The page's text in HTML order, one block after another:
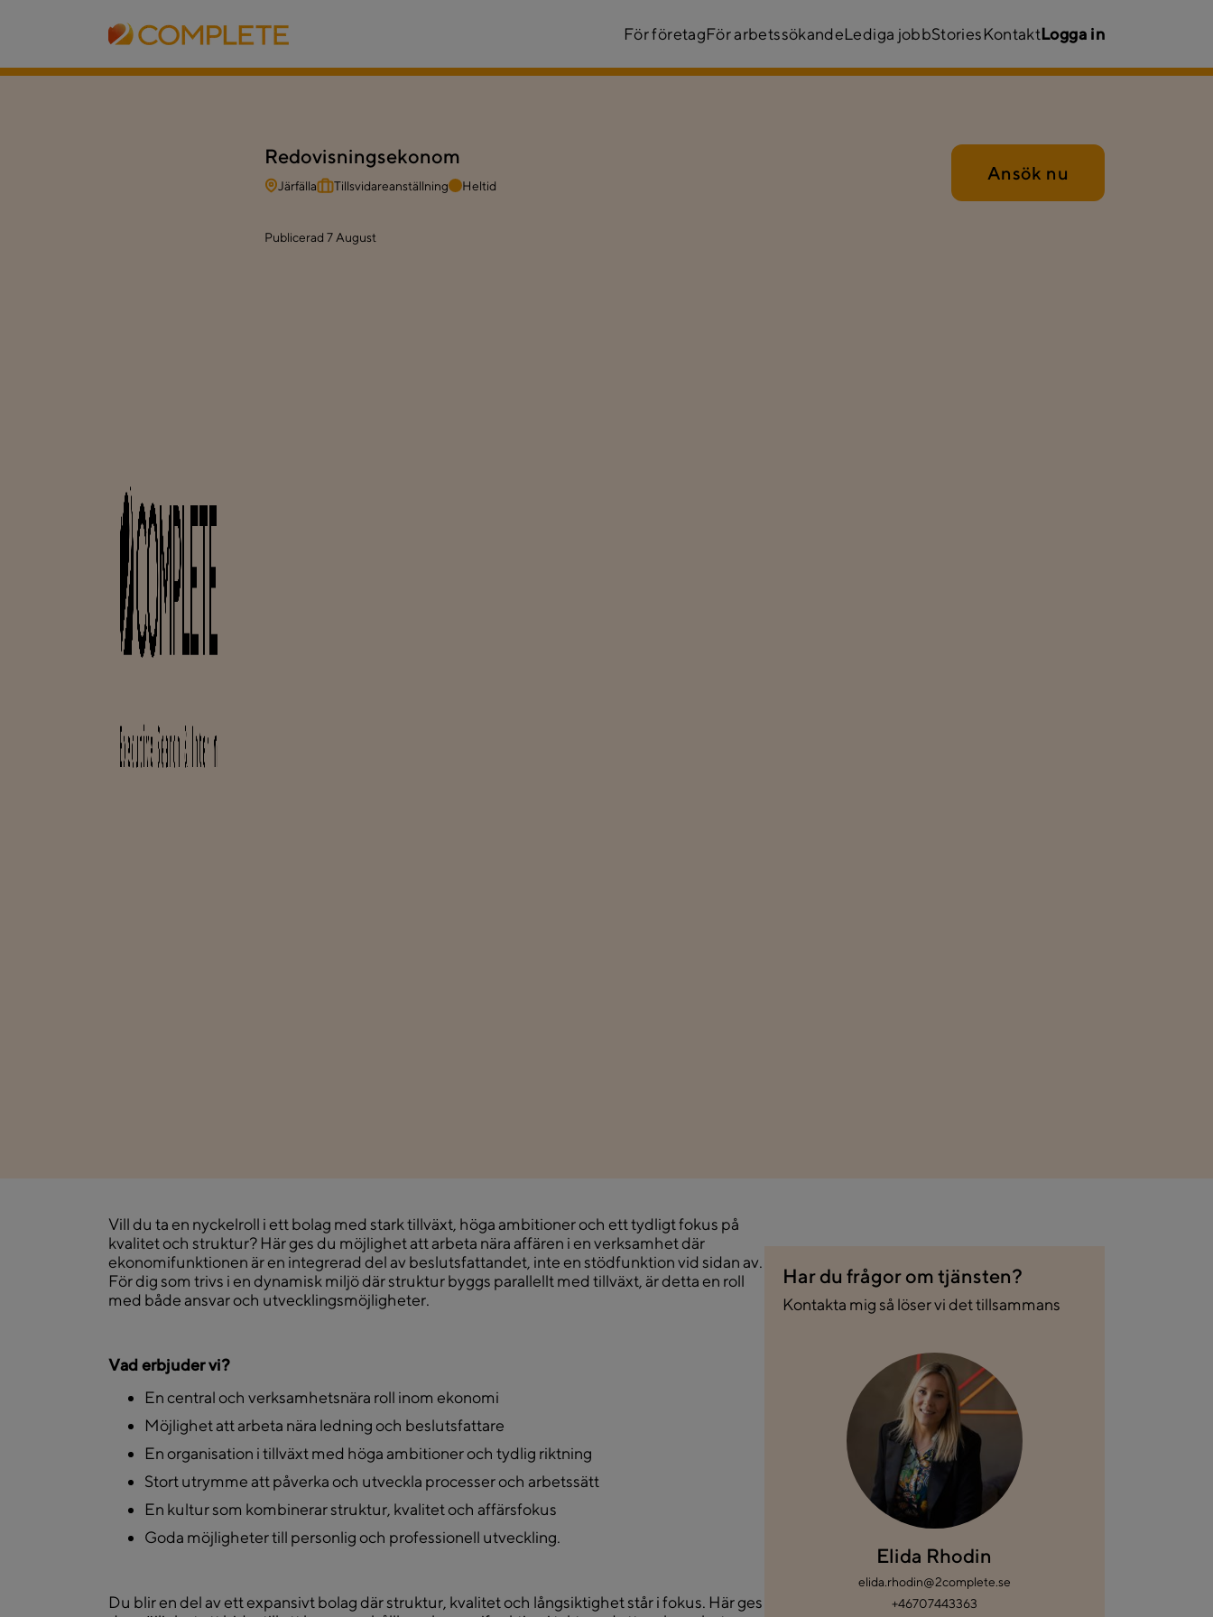
För företagFör arbetssökandeLediga jobbStoriesKontaktLogga in
Redovisningsekonom
Järfälla Tillsvidareanställning Heltid
Publicerad 7 August
Ansök nu
Vill du ta en nyckelroll i ett bolag med stark tillväxt, höga ambitioner och ett tydligt fokus på
kvalitet och struktur? Här ges du möjlighet att arbeta nära affären i en verksamhet där
ekonomifunktionen är en integrerad del av beslutsfattandet, inte en stödfunktion vid sidan av.
För dig som trivs i en dynamisk miljö där struktur byggs parallellt med tillväxt, är detta en roll
med både ansvar och utvecklingsmöjligheter.
Vad erbjuder vi?
En central och verksamhetsnära roll inom ekonomi
Möjlighet att arbeta nära ledning och beslutsfattare
En organisation i tillväxt med höga ambitioner och tydlig riktning
Stort utrymme att påverka och utveckla processer och arbetssätt
En kultur som kombinerar struktur, kvalitet och affärsfokus
Goda möjligheter till personlig och professionell utveckling.
Du blir en del av ett expansivt bolag där struktur, kvalitet och långsiktighet står i fokus. Här ges
Har du frågor om tjänsten?
Kontakta mig så löser vi det tillsammans
Elida Rhodin
elida.rhodin@2complete.se
+46707443363